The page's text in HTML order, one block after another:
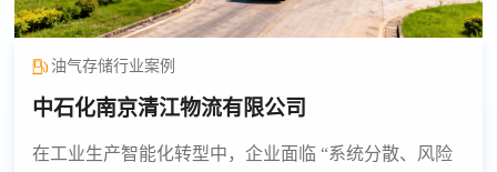
油气存储行业案例
中石化南京清江物流有限公司
在工业生产智能化转型中，企业面临 “系统分散、风险